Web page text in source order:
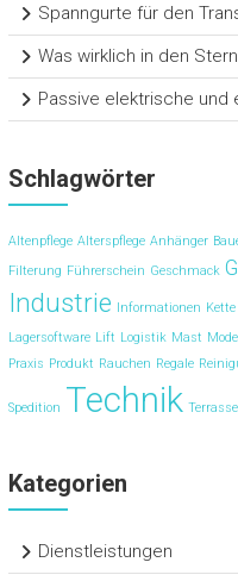
Spanngurte für den
Was wirklich in den
Passive elektrische und
Schlagwörter
Altenpflege Alterspflege Anhänger
Filterung Führerschein Geschmack
Industrie Informationen Kette
Lagersoftware Lift Logistik Mast
Praxis Produkt Rauchen Regale
Spedition Technik Terrasse
Kategorien
Dienstleistungen